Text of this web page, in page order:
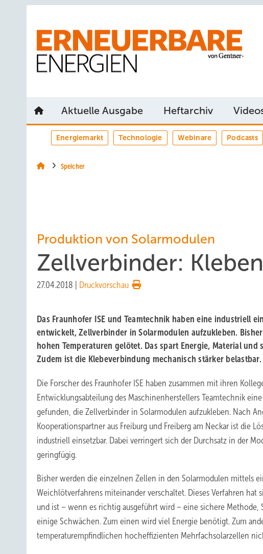
Aktuelle Ausgabe Heftarchiv
Energiemarkt Technologie Webinare Podcasts
Speicher
Produktion von Solarmodulen
Zellverbinder:
27.04.2018 Druckvorschau
Das Fraunhofer ISE und Teamtechnik haben eine industriell
entwickelt, Zellverbinder in Solarmodulen aufzukleben.
hohen Temperaturen gelötet. Das spart Energie, Material und
Zudem ist die Klebeverbindung mechanisch stärker belastbar.
Die Forscher des Fraunhofer ISE haben zusammen mit ihren
Entwicklungsabteilung des Maschinenherstellers Teamtechnik
gefunden, die Zellverbinder in Solarmodulen aufzukleben. Nach
Kooperationspartner aus Freiburg und Freiberg am Neckar ist die
industriell einsetzbar. Dabei verringert sich der Durchsatz in der
geringfügig.
Bisher werden die einzelnen Zellen in den Solarmodulen mittels
Weichlötverfahrens miteinander verschaltet. Dieses Verfahren
und ist – wenn es richtig ausgeführt wird – eine sichere
einige Schwächen. Zum einen wird viel Energie benötigt. Zum
temperaturempfindlichen hocheffizienten Mehrfachsolarzellen